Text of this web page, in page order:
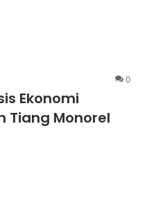
0
Ekonomi
Tiang Monorel